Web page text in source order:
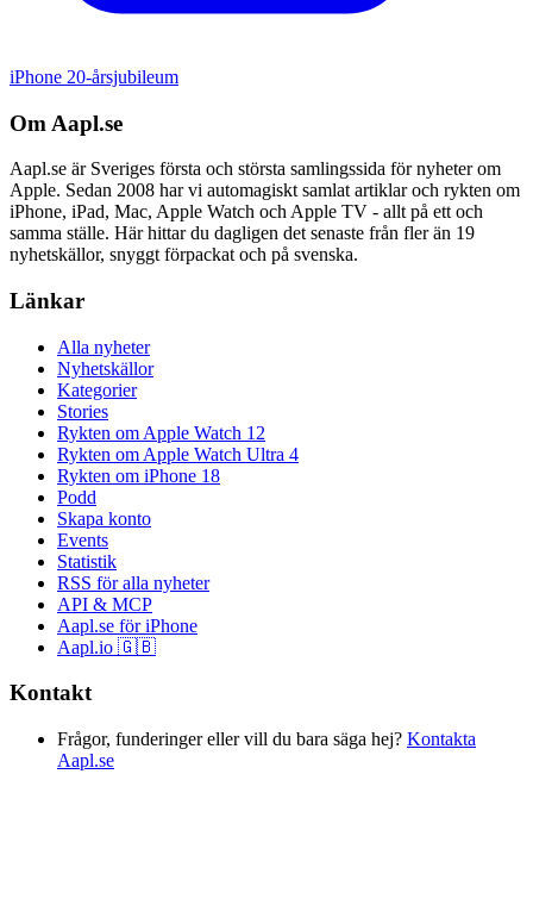
iPhone 20-årsjubileum
Om Aapl.se
Aapl.se är Sveriges första och största samlingssida för nyheter om
Apple. Sedan 2008 har vi automagiskt samlat artiklar och rykten om
iPhone, iPad, Mac, Apple Watch och Apple TV - allt på ett och
samma ställe. Här hittar du dagligen det senaste från fler än 19
nyhetskällor, snyggt förpackat och på svenska.
Länkar
Alla nyheter
Nyhetskällor
Kategorier
Stories
Rykten om Apple Watch 12
Rykten om Apple Watch Ultra 4
Rykten om iPhone 18
Podd
Skapa konto
Events
Statistik
RSS för alla nyheter
API & MCP
Aapl.se för iPhone
Aapl.io 🇬🇧
Kontakt
Frågor, funderinger eller vill du bara säga hej? Kontakta
Aapl.se